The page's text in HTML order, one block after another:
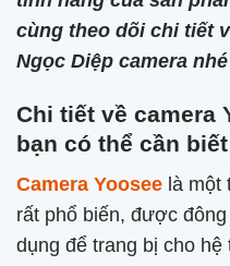
cùng theo dõi chi tiết
Ngọc Diệp camera nhé
Chi tiết về camera
bạn có thể cần biết
Camera Yoosee là một
rất phổ biến, được
dụng để trang bị cho